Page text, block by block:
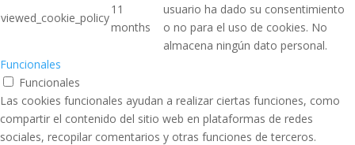
viewed_cookie_policy
11
months
usuario ha dado su consentimiento
o no para el uso de cookies. No
almacena ningún dato personal.
Funcionales
Funcionales
Las cookies funcionales ayudan a realizar ciertas funciones, como
compartir el contenido del sitio web en plataformas de redes
sociales, recopilar comentarios y otras funciones de terceros.